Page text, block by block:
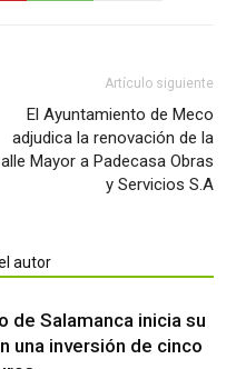
Artículo siguiente
El Ayuntamiento de Meco
adjudica la renovación de la
Mayor a Padecasa Obras
y Servicios S.A
autor
de Salamanca inicia su
una inversión de cinco